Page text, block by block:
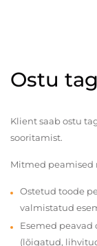
Ostu
Klient saab ostu
sooritamist.
Mitmed peamised
Ostetud toode
valmistatud
Esemed peavad
(lõigatud,